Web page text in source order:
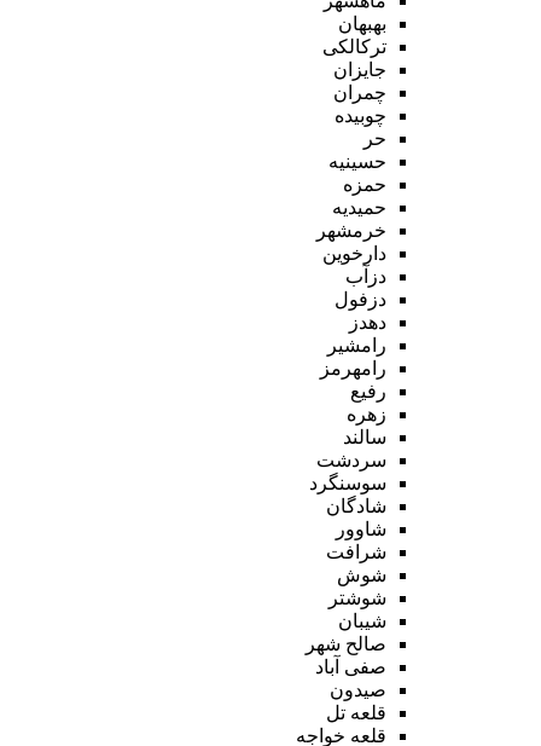
بهبهان
ترکالکی
جایزان
چمران
چوبیده
حر
حسینیه
حمزه
حمیدیه
خرمشهر
دارخوین
دزآب
دزفول
دهدز
رامشیر
رامهرمز
رفیع
زهره
سالند
سردشت
سوسنگرد
شادگان
شاوور
شرافت
شوش
شوشتر
شیبان
صالح شهر
صفی آباد
صیدون
قلعه تل
قلعه خواجه